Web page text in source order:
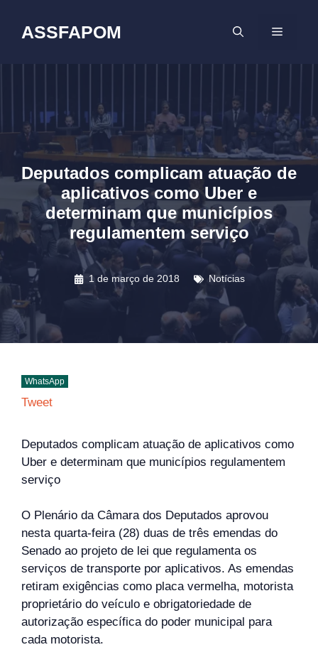
ASSFAPOM MENU
Deputados complicam atuação de
aplicativos como Uber e
determinam que municípios
regulamentem serviço
1 de março de 2018 Notícias
WhatsApp
Tweet
Deputados complicam atuação de aplicativos como
Uber e determinam que municípios regulamentem
serviço
O Plenário da Câmara dos Deputados aprovou
nesta quarta-feira (28) duas de três emendas do
Senado ao projeto de lei que regulamenta os
serviços de transporte por aplicativos. As emendas
retiram exigências como placa vermelha, motorista
proprietário do veículo e obrigatoriedade de
autorização específica do poder municipal para
cada motorista.